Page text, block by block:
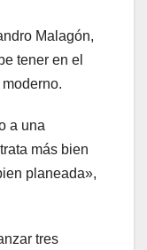
Malagón,
tener en el
a una
más bien
planeada»,
tres